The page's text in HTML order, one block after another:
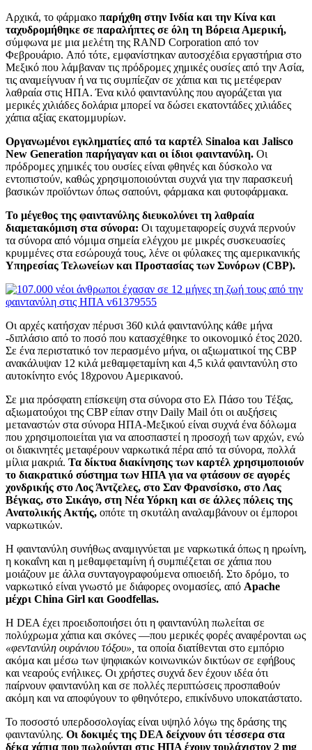
Αρχικά, το φάρμακο παρήχθη στην Ινδία και την Κίνα και
ταχυδρομήθηκε σε παραλήπτες σε όλη τη Βόρεια Αμερική,
σύμφωνα με μια μελέτη της RAND Corporation από τον
Φεβρουάριο. Από τότε, εμφανίστηκαν αυτοσχέδια εργαστήρια στο
Μεξικό που λάμβαναν τις πρόδρομες χημικές ουσίες από την Ασία,
τις αναμείγνυαν ή να τις συμπίεζαν σε χάπια και τις μετέφεραν
λαθραία στις ΗΠΑ. Ένα κιλό φαιντανύλης που αγοράζεται για
μερικές χιλιάδες δολάρια μπορεί να δώσει εκατοντάδες χιλιάδες
χάπια αξίας εκατομμυρίων.
Οργανωμένοι εγκληματίες από τα καρτέλ Sinaloa και Jalisco
New Generation παρήγαγαν και οι ίδιοι φαιντανύλη. Οι
πρόδρομες χημικές του ουσίες είναι φθηνές και δύσκολο να
εντοπιστούν, καθώς χρησιμοποιούνται συχνά για την παρασκευή
βασικών προϊόντων όπως σαπούνι, φάρμακα και φυτοφάρμακα.
Το μέγεθος της φαιντανύλης διευκολύνει τη λαθραία
διαμετακόμιση στα σύνορα: Oι ταχυμεταφορείς συχνά περνούν
τα σύνορα από νόμιμα σημεία ελέγχου με μικρές συσκευασίες
κρυμμένες στα εσώρουχά τους, λένε οι φύλακες της αμερικανικής
Υπηρεσίας Τελωνείων και Προστασίας των Συνόρων (CBP).
Οι αρχές κατήσχαν πέρυσι 360 κιλά φαιντανύλης κάθε μήνα
-διπλάσιο από το ποσό που κατασχέθηκε το οικονομικό έτος 2020.
Σε ένα περιστατικό τον περασμένο μήνα, οι αξιωματικοί της CBP
ανακάλυψαν 12 κιλά μεθαμφεταμίνη και 4,5 κιλά φαιντανύλη στο
αυτοκίνητο ενός 18χρονου Αμερικανού.
Σε μια πρόσφατη επίσκεψη στα σύνορα στο Ελ Πάσο του Τέξας,
αξιωματούχοι της CBP είπαν στην Daily Mail ότι οι αυξήσεις
μεταναστών στα σύνορα ΗΠΑ-Μεξικού είναι συχνά ένα δόλωμα
που χρησιμοποιείται για να αποσπαστεί η προσοχή των αρχών, ενώ
οι διακινητές μεταφέρουν ναρκωτικά πέρα από τα σύνορα, πολλά
μίλια μακριά. Τα δίκτυα διακίνησης των καρτέλ χρησιμοποιούν
το διακρατικό σύστημα των ΗΠΑ για να φτάσουν σε αγορές
χονδρικής στο Λος Άντζελες, στο Σαν Φρανσίσκο, στο Λας
Βέγκας, στο Σικάγο, στη Νέα Υόρκη και σε άλλες πόλεις της
Ανατολικής Ακτής, οπότε τη σκυτάλη αναλαμβάνουν οι έμποροι
ναρκωτικών.
Η φαιντανύλη συνήθως αναμιγνύεται με ναρκωτικά όπως η ηρωίνη,
η κοκαΐνη και η μεθαμφεταμίνη ή συμπιέζεται σε χάπια που
μοιάζουν με άλλα συνταγογραφούμενα οπιοειδή. Στο δρόμο, το
ναρκωτικό είναι γνωστό με διάφορες ονομασίες, από Apache
μέχρι China Girl και Goodfellas.
Η DEA έχει προειδοποιήσει ότι η φαιντανύλη πωλείται σε
πολύχρωμα χάπια και σκόνες —που μερικές φορές αναφέρονται ως
«φεντανύλη ουράνιου τόξου», τα οποία διατίθενται στο εμπόριο
ακόμα και μέσω των ψηφιακών κοινωνικών δικτύων σε εφήβους
και νεαρούς ενήλικες. Οι χρήστες συχνά δεν έχουν ιδέα ότι
παίρνουν φαιντανύλη και σε πολλές περιπτώσεις προσπαθούν
ακόμη και να αποφύγουν το φθηνότερο, επικίνδυνο υποκατάστατο.
Το ποσοστό υπερδοσολογίας είναι υψηλό λόγω της δράσης της
φαιντανύλης. Οι δοκιμές της DEA δείχνουν ότι τέσσερα στα
δέκα χάπια που πωλούνται στις ΗΠΑ έχουν τουλάχιστον 2 mg